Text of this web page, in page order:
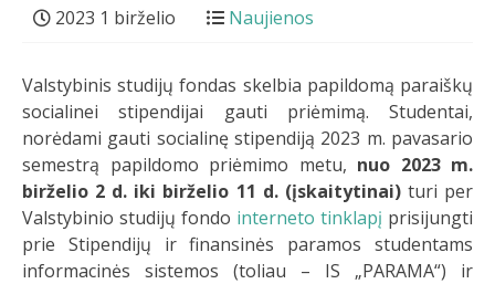
2023 1 birželio Naujienos
Valstybinis studijų fondas skelbia papildomą paraiškų
socialinei stipendijai gauti priėmimą. Studentai,
norėdami gauti socialinę stipendiją 2023 m. pavasario
semestrą papildomo priėmimo metu, nuo 2023 m.
birželio 2 d. iki birželio 11 d. (įskaitytinai)turi per
Valstybinio studijų fondo interneto tinklapį prisijungti
prie Stipendijų ir finansinės paramos studentams
informacinės sistemos (toliau – IS „PARAMA“) ir